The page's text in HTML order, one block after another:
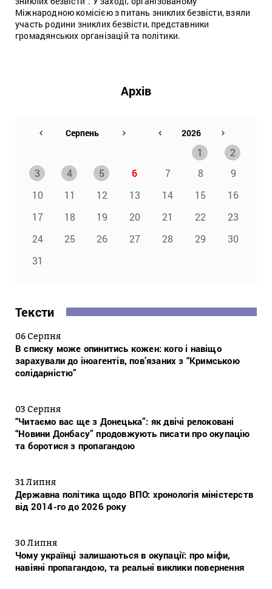
Міжнародною комісією з питань зниклих безвісти, взяли
участь родини зниклих безвісти, представники
громадянських організацій та політики.
Архів
1
2
3
4 5 6 7 8
9
10
11 12 13 14 15
16
17
18 19 20 21 22
23
24
25 26 27 28 29
30
31
Тексти
06 Серпня
В списку може опинитись кожен: кого і навіщо
зарахували до іноагентів, пов’язаних з “Кримською
солідарністю”
03 Серпня
“Читаємо вас ще з Донецька”: як двічі релоковані
“Новини Донбасу” продовжують писати про окупацію
та боротися з пропагандою
31 Липня
Державна політика щодо ВПО: хронологія міністерств
від 2014-го до 2026 року
30 Липня
Чому українці залишаються в окупації: про міфи,
навіяні пропагандою, та реальні виклики повернення